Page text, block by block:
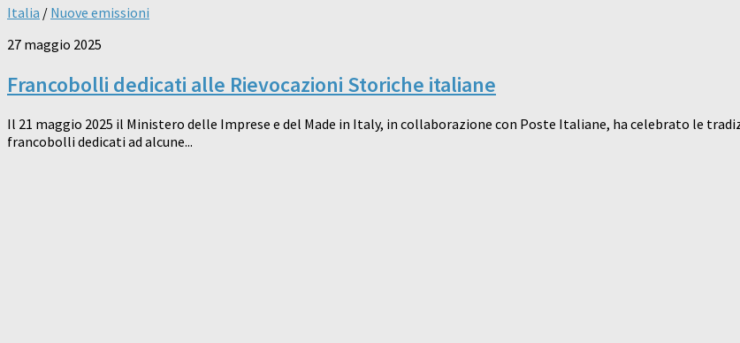
Italia / Nuove emissioni
27 maggio 2025
Francobolli dedicati alle Rievocazioni Storiche italiane
Il 21 maggio 2025 il Ministero delle Imprese e del Made in Italy, in collaborazione con Poste Italiane, ha celebrato le
francobolli dedicati ad alcune...